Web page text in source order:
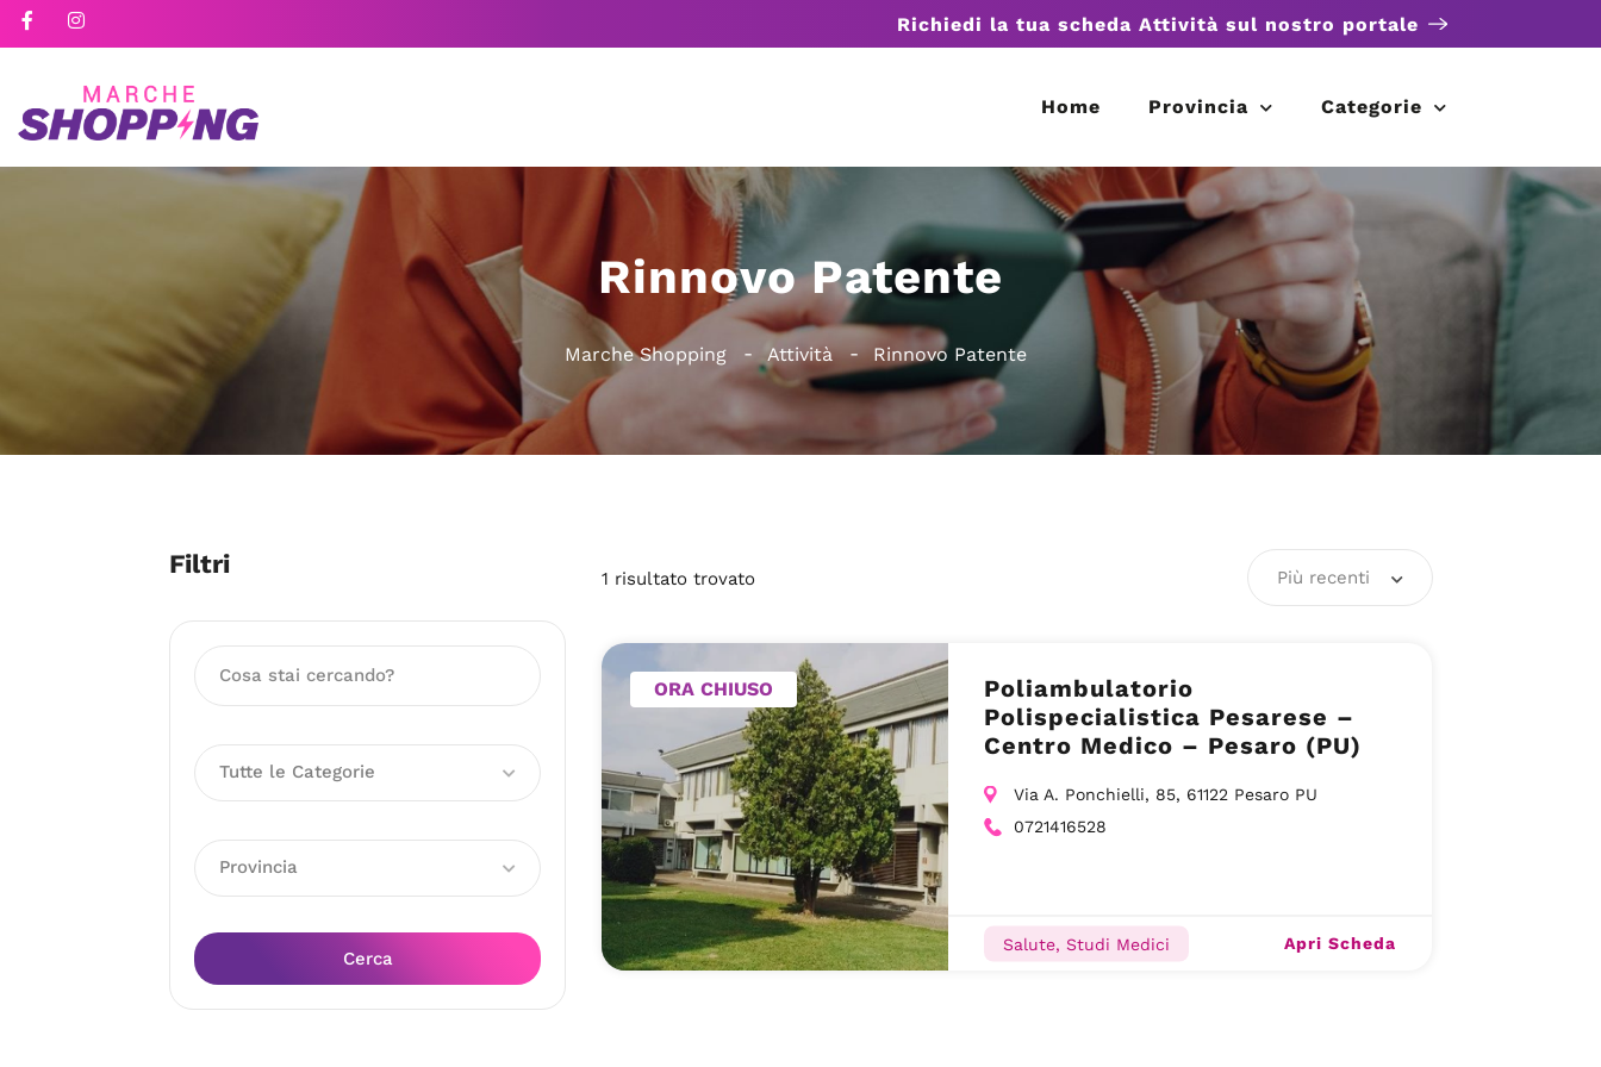
Richiedi la tua scheda Attività sul nostro portale
Home Provincia Categorie
Rinnovo Patente
Marche Shopping Attività Rinnovo Patente
Filtri
Tutte le Categorie
Provincia
Cerca
1 risultato trovato Più recenti
ORA CHIUSO
Poliambulatorio
Polispecialistica Pesarese –
Centro Medico – Pesaro (PU)
Via A. Ponchielli, 85, 61122 Pesaro PU
0721416528
Salute, Studi Medici Apri Scheda